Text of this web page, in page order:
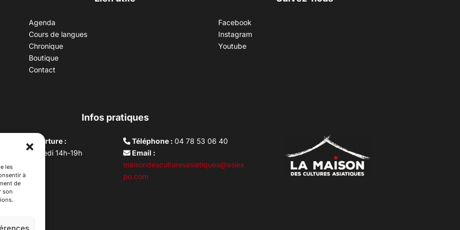
les
à
de
son
Agenda
Cours de langues
Chronique
Boutique
Contact
Facebook
Instagram
Youtube
Infos pratiques
d’ouverture :
au vendredi 14h-19h
10h –17h
lundi
Téléphone :04 78 53 06 40
Email :
maisondesculturesasiatiques@asiex
po.com